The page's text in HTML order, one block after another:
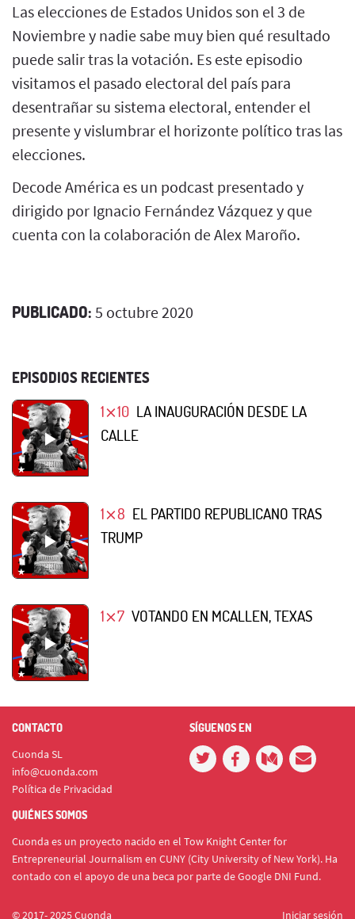
Las elecciones de Estados Unidos son el 3 de
Noviembre y nadie sabe muy bien qué resultado
puede salir tras la votación. Es este episodio
visitamos el pasado electoral del país para
desentrañar su sistema electoral, entender el
presente y vislumbrar el horizonte político tras las
elecciones.
Decode América es un podcast presentado y
dirigido por Ignacio Fernández Vázquez y que
cuenta con la colaboración de Alex Maroño.
PUBLICADO: 5 octubre 2020
EPISODIOS RECIENTES
1⨯10 LA INAUGURACIÓN DESDE LA
CALLE
1⨯8 EL PARTIDO REPUBLICANO TRAS
TRUMP
1⨯7 VOTANDO EN MCALLEN, TEXAS
CONTACTO
Cuonda SL
info@cuonda.com
Política de Privacidad
SÍGUENOS EN
QUIÉNES SOMOS
Cuonda es un proyecto nacido en el Tow Knight Center for
Entrepreneurial Journalism en CUNY (City University of New York). Ha
contado con el apoyo de una beca por parte de Google DNI Fund.
© 2017- 2025 Cuonda Iniciar sesión